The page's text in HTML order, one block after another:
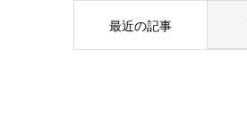
最近の記事